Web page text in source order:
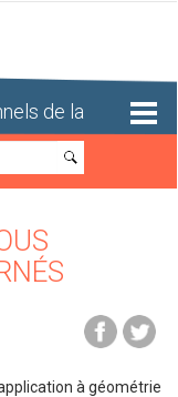
de la
Recherche
à géométrie